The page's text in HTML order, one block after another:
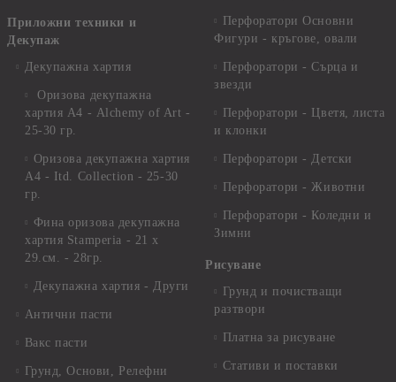
Приложни техники и
Декупаж
Декупажна хартия
Оризова декупажна
хартия А4 - Alchemy of Art -
25-30 гр.
Оризова декупажна хартия
А4 - Itd. Collection - 25-30
гр.
Фина оризова декупажна
хартия Stamperia - 21 х
29.см. - 28гр.
Декупажна хартия - Други
Антични пасти
Вакс пасти
Грунд, Основи, Релефни
Перфоратори Основни
Фигури - кръгове, овали
Перфоратори - Сърца и
звезди
Перфоратори - Цветя, листа
и клонки
Перфоратори - Детски
Перфоратори - Животни
Перфоратори - Коледни и
Зимни
Рисуване
Грунд и почистващи
разтвори
Платна за рисуване
Стативи и поставки